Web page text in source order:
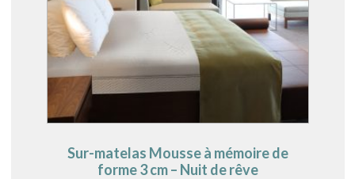
Sur-matelas Mousse à mémoire de
forme 3 cm – Nuit de rêve